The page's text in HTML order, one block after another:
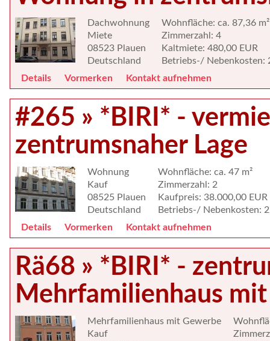
Dachwohnung
Miete
08523 Plauen
Deutschland
Wohnfläche: ca. 87,36 m²
Zimmerzahl: 4
Kaltmiete: 480,00 EUR
Betriebs-/ Nebenkosten:
Details
Vormerken Kontakt aufnehmen
#265 » *BIRI* -
zentrumsnaher Lage
Wohnung
Kauf
08525 Plauen
Deutschland
Wohnfläche: ca. 47 m²
Zimmerzahl: 2
Kaufpreis: 38.000,00 EUR
Betriebs-/ Nebenkosten:
Details
Vormerken Kontakt aufnehmen
Rä68 » *BIRI* -
Mehrfamilienhaus mit
Mehrfamilienhaus mit Gewerbe
Kauf